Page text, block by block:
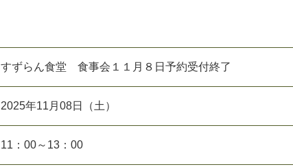
すずらん食堂 食事会１１月８日予約受付終了
2025年11月08日（土）
11：00～13：00